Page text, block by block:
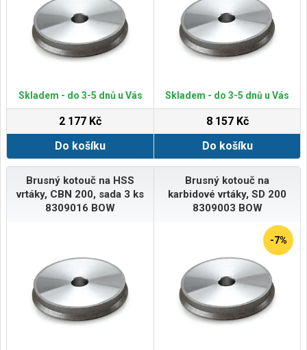
Skladem - do 3-5 dnů u Vás
2 177 Kč
Do košíku
Skladem - do 3-5 dnů u Vás
8 157 Kč
Do košíku
Brusný kotouč na HSS
vrtáky, CBN 200, sada 3 ks
8309016 BOW
Brusný kotouč na
karbidové vrtáky, SD 200
8309003 BOW
-7%